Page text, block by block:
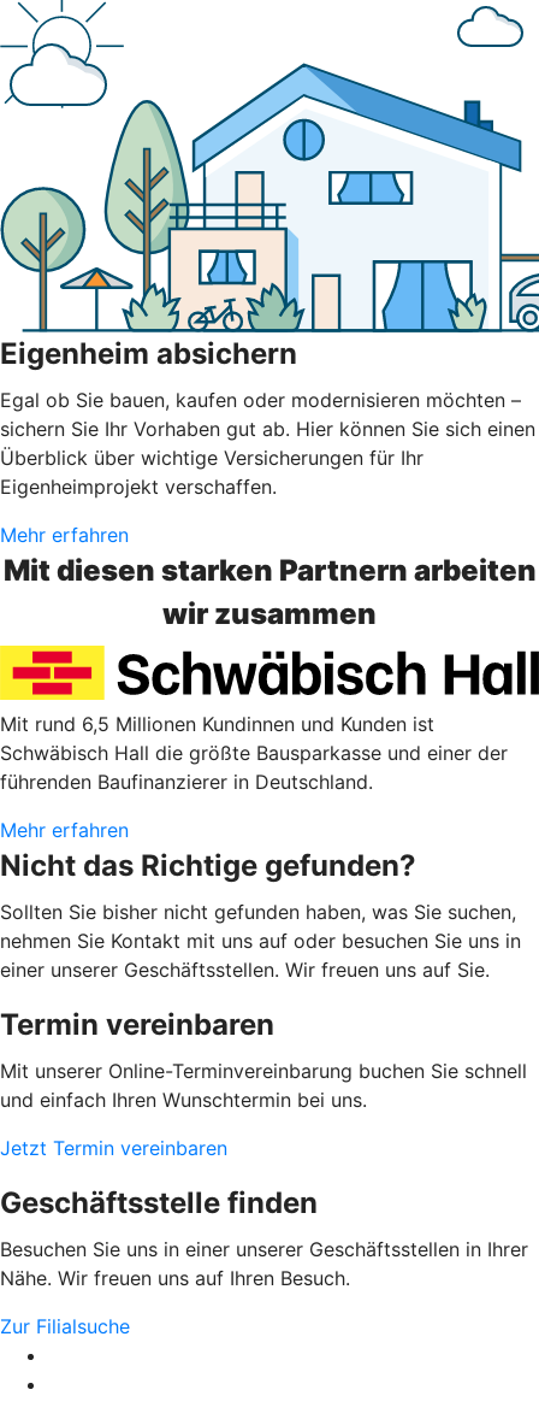
Eigenheim absichern
Egal ob Sie bauen, kaufen oder modernisieren möchten –
sichern Sie Ihr Vorhaben gut ab. Hier können Sie sich einen
Überblick über wichtige Versicherungen für Ihr
Eigenheimprojekt verschaffen.
Mehr erfahren
Mit diesen starken Partnern arbeiten
wir zusammen
Mit rund 6,5 Millionen Kundinnen und Kunden ist
Schwäbisch Hall die größte Bausparkasse und einer der
führenden Baufinanzierer in Deutschland.
Mehr erfahren
Nicht das Richtige gefunden?
Sollten Sie bisher nicht gefunden haben, was Sie suchen,
nehmen Sie Kontakt mit uns auf oder besuchen Sie uns in
einer unserer Geschäftsstellen. Wir freuen uns auf Sie.
Termin vereinbaren
Mit unserer Online-Terminvereinbarung buchen Sie schnell
und einfach Ihren Wunschtermin bei uns.
Jetzt Termin vereinbaren
Geschäftsstelle finden
Besuchen Sie uns in einer unserer Geschäftsstellen in Ihrer
Nähe. Wir freuen uns auf Ihren Besuch.
Zur Filialsuche